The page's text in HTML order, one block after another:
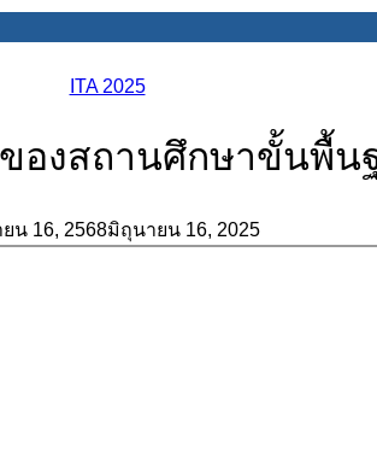
ITA 2025
องสถานศึกษาขั้นพื้น
น 16, 2568มิถุนายน 16, 2025